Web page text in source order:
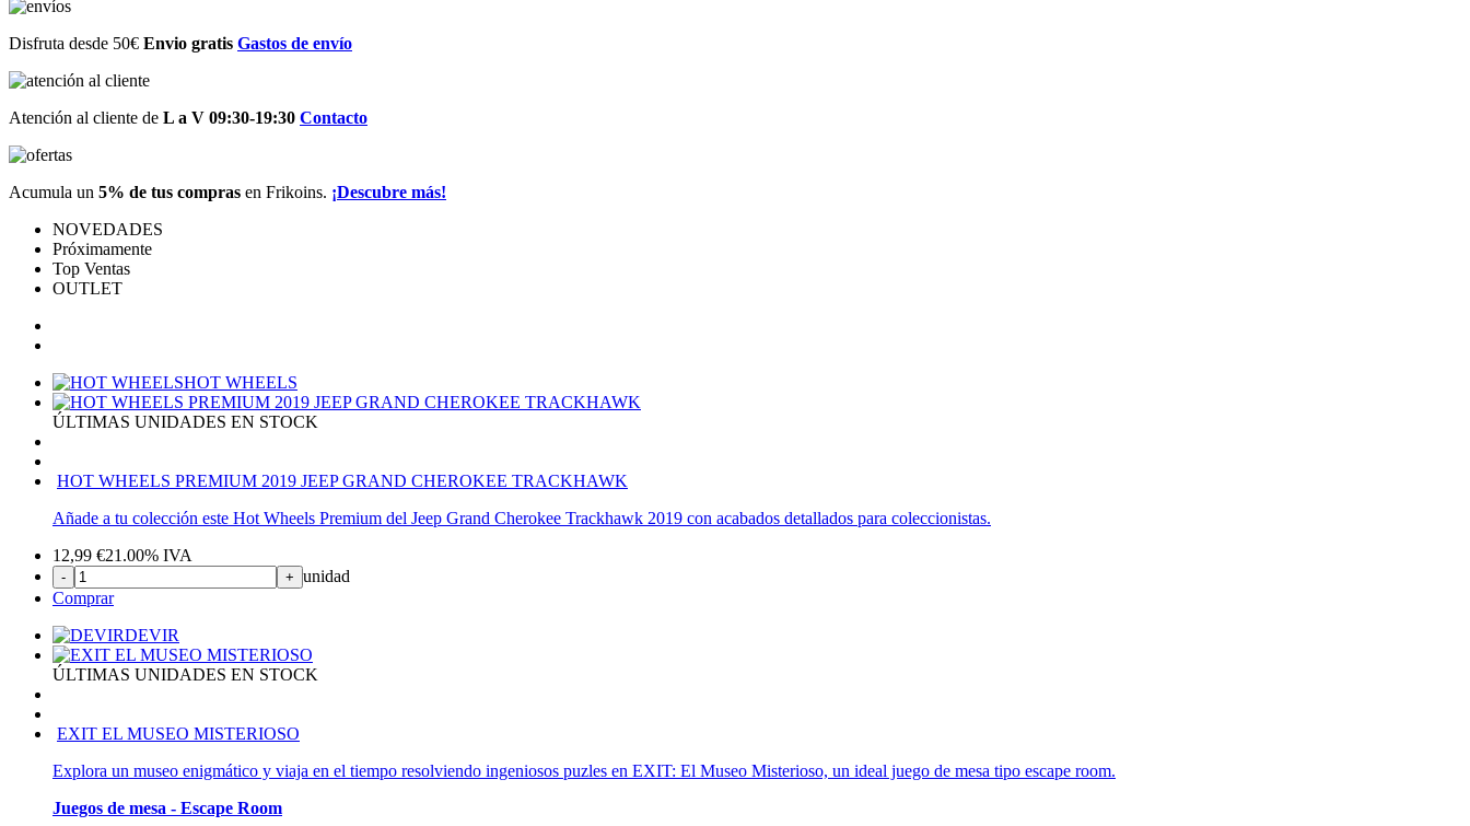
Disfruta desde 50€ Envio gratis Gastos de envío
Atención al cliente de L a V 09:30-19:30 Contacto
Acumula un 5% de tus compras en Frikoins. ¡Descubre más!
NOVEDADES
Próximamente
Top Ventas
OUTLET
HOT WHEELS
ÚLTIMAS UNIDADES EN STOCK
HOT WHEELS PREMIUM 2019 JEEP GRAND CHEROKEE TRACKHAWK
Añade a tu colección este Hot Wheels Premium del Jeep Grand Cherokee Trackhawk 2019 con acabados detallados para coleccionistas.
12,99 €21.00% IVA
- + unidad
Comprar
DEVIR
ÚLTIMAS UNIDADES EN STOCK
EXIT EL MUSEO MISTERIOSO
Explora un museo enigmático y viaja en el tiempo resolviendo ingeniosos puzles en EXIT: El Museo Misterioso, un ideal juego de mesa tipo escape room.
Juegos de mesa - Escape Room